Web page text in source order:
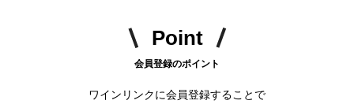
Point
会員登録のポイント
ワインリンクに会員登録することで